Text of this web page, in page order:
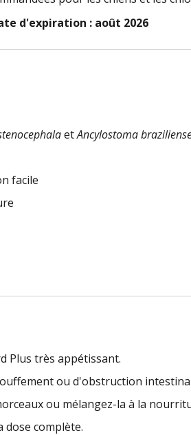
d'expiration : août 2026
etAncylostoma
facile
Plus très appétissant.
ou d'obstruction
ou mélangez-la à la
complète.